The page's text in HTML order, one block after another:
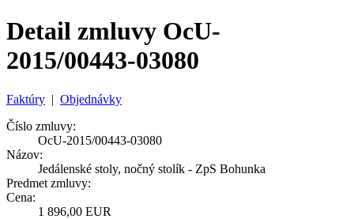
Detail zmluvy OcU-
2015/00443-03080
Faktúry | Objednávky
Číslo zmluvy:
OcU-2015/00443-03080
Názov:
Jedálenské stoly, nočný stolík - ZpS Bohunka
Predmet zmluvy:
Cena:
1 896,00 EUR